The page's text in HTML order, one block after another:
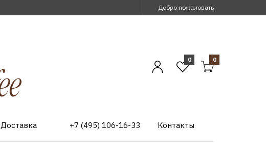
Добро пожаловать
0 0
Доставка +7 (495) 106-16-33 Контакты